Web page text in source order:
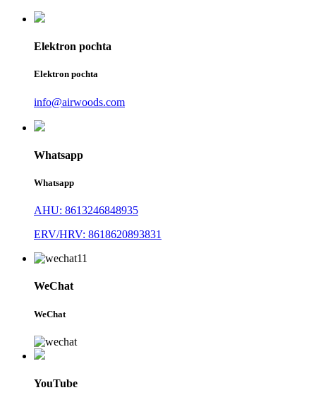
Elektron pochta
Elektron pochta
info@airwoods.com
Whatsapp
Whatsapp
AHU: 8613246848935
ERV/HRV: 8618620893831
WeChat
WeChat
YouTube